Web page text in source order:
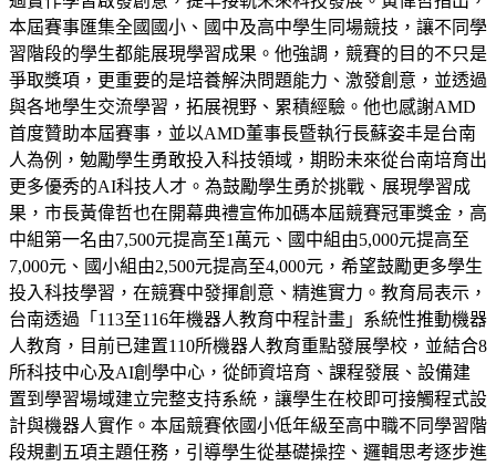
本屆賽事匯集全國國小、國中及高中學生同場競技，讓不同學
習階段的學生都能展現學習成果。他強調，競賽的目的不只是
爭取獎項，更重要的是培養解決問題能力、激發創意，並透過
與各地學生交流學習，拓展視野、累積經驗。他也感謝AMD
首度贊助本屆賽事，並以AMD董事長暨執行長蘇姿丰是台南
人為例，勉勵學生勇敢投入科技領域，期盼未來從台南培育出
更多優秀的AI科技人才。為鼓勵學生勇於挑戰、展現學習成
果，市長黃偉哲也在開幕典禮宣佈加碼本屆競賽冠軍獎金，高
中組第一名由7,500元提高至1萬元、國中組由5,000元提高至
7,000元、國小組由2,500元提高至4,000元，希望鼓勵更多學生
投入科技學習，在競賽中發揮創意、精進實力。教育局表示，
台南透過「113至116年機器人教育中程計畫」系統性推動機器
人教育，目前已建置110所機器人教育重點發展學校，並結合8
所科技中心及AI創學中心，從師資培育、課程發展、設備建
置到學習場域建立完整支持系統，讓學生在校即可接觸程式設
計與機器人實作。本屆競賽依國小低年級至高中職不同學習階
段規劃五項主題任務，引導學生從基礎操控、邏輯思考逐步進